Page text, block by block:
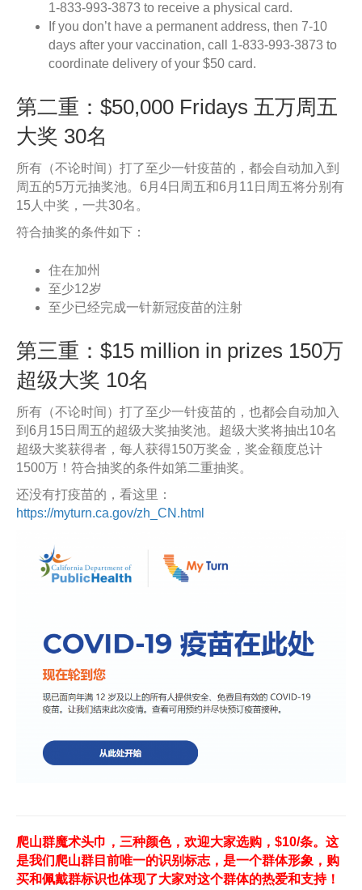
1-833-993-3873 to receive a physical card.
If you don’t have a permanent address, then 7-10
days after your vaccination, call 1-833-993-3873 to
coordinate delivery of your $50 card.
第二重：$50,000 Fridays 五万周五
大奖 30名
所有（不论时间）打了至少一针疫苗的，都会自动加入到
周五的5万元抽奖池。6月4日周五和6月11日周五将分别有
15人中奖，一共30名。
符合抽奖的条件如下：
住在加州
至少12岁
至少已经完成一针新冠疫苗的注射
第三重：$15 million in prizes 150万
超级大奖 10名
所有（不论时间）打了至少一针疫苗的，也都会自动加入
到6月15日周五的超级大奖抽奖池。超级大奖将抽出10名
超级大奖获得者，每人获得150万奖金，奖金额度总计
1500万！符合抽奖的条件如第二重抽奖。
还没有打疫苗的，看这里：
https://myturn.ca.gov/zh_CN.html
爬山群魔术头巾，三种颜色，欢迎大家选购，$10/条。这
是我们爬山群目前唯一的识别标志，是一个群体形象，购
买和佩戴群标识也体现了大家对这个群体的热爱和支持！